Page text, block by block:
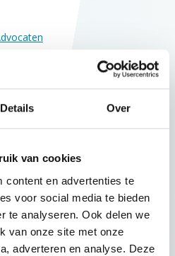
Details Over
van cookies
content en advertenties te
voor social media te bieden
te analyseren. Ook delen we
van onze site met onze
adverteren en analyse. Deze
geregistreerd:
elk kalenderjaar volgens de
van Advocaten tien